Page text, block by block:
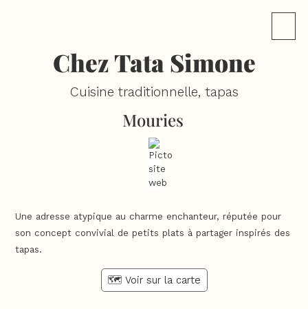
Chez Tata Simone
Cuisine traditionnelle, tapas
Mouries
Une adresse atypique au charme enchanteur, réputée pour
son concept convivial de petits plats à partager inspirés des
tapas.
🗺️ Voir sur la carte